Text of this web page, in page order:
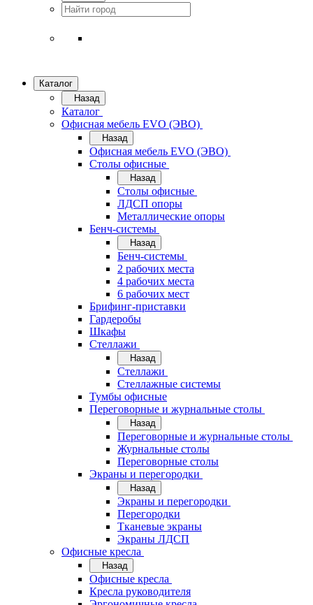
Каталог
Назад
Каталог
Офисная мебель EVO (ЭВО)
Назад
Офисная мебель EVO (ЭВО)
Cтолы офисные
Назад
Cтолы офисные
ЛДСП опоры
Металлические опоры
Бенч-системы
Назад
Бенч-системы
2 рабочих места
4 рабочих места
6 рабочих мест
Брифинг-приставки
Гардеробы
Шкафы
Стеллажи
Назад
Стеллажи
Стеллажные системы
Тумбы офисные
Переговорные и журнальные столы
Назад
Переговорные и журнальные столы
Журнальные столы
Переговорные столы
Экраны и перегородки
Назад
Экраны и перегородки
Перегородки
Тканевые экраны
Экраны ЛДСП
Офисные кресла
Назад
Офисные кресла
Кресла руководителя